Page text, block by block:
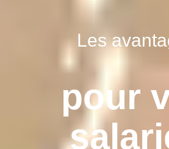
Les
pour